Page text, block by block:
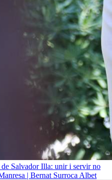
Salvador Illa: unir i servir no
| Bernat Surroca Albet